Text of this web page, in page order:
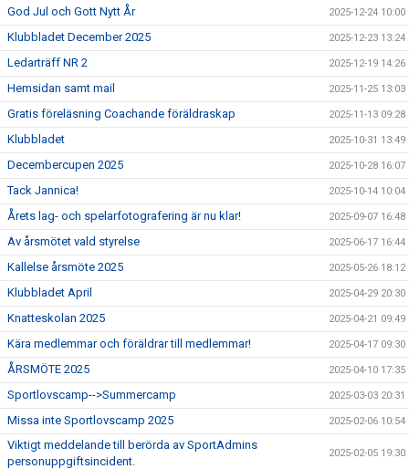
God Jul och Gott Nytt År 2025-12-24 10:00
Klubbladet December 2025 2025-12-23 13:24
Ledarträff NR 2 2025-12-19 14:26
Hemsidan samt mail 2025-11-25 13:03
Gratis föreläsning Coachande föräldraskap 2025-11-13 09:28
Klubbladet 2025-10-31 13:49
Decembercupen 2025 2025-10-28 16:07
Tack Jannica! 2025-10-14 10:04
Årets lag- och spelarfotografering är nu klar! 2025-09-07 16:48
Av årsmötet vald styrelse 2025-06-17 16:44
Kallelse årsmöte 2025 2025-05-26 18:12
Klubbladet April 2025-04-29 20:30
Knatteskolan 2025 2025-04-21 09:49
Kära medlemmar och föräldrar till medlemmar! 2025-04-17 09:30
ÅRSMÖTE 2025 2025-04-10 17:35
Sportlovscamp-->Summercamp 2025-03-03 20:31
Missa inte Sportlovscamp 2025 2025-02-06 10:54
Viktigt meddelande till berörda av SportAdmins
personuppgiftsincident.
2025-02-05 19:30